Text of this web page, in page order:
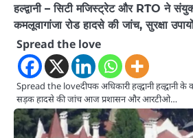
हल्द्वानी – सिटी मजिस्ट्रेट और RTO ने
कमलूवागांजा रोड हादसे की जांच, सुरक्षा
Spread the love
Spread the loveदीपक अधिकारी हल्द्वानी हल्द्वानी के
सड़क हादसे की जांच आज प्रशासन और आरटीओ…